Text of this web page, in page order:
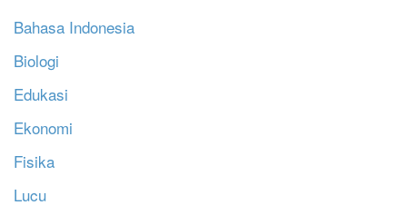
Bahasa Indonesia
Biologi
Edukasi
Ekonomi
Fisika
Lucu